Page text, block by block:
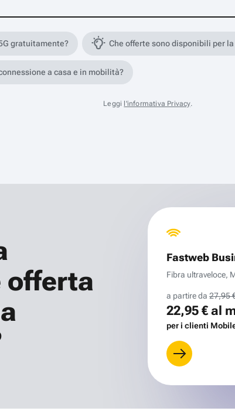
gratuitamente? Che offerte sono disponibili per
a casa e in mobilità?
Leggi l'informativa Privacy.
offerta
Fastweb
Fibra ultraveloce,
a partire da 27,95
22,95 €al
per i clienti